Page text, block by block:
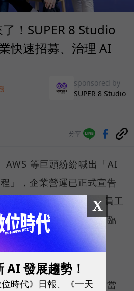
！SUPER 8 Studio
快速招募、治理 AI
sponsored by
SUPER 8 Studio
分享
AWS 等巨頭紛紛喊出「AI
」，企業營運已正式宣告
在可預見的未來，真人員工
同工作，而企業也將面臨
部署與管理這些 AI
AI Agent 並不難，但當
X
AI 發展趨勢！
時代》日報、《一天